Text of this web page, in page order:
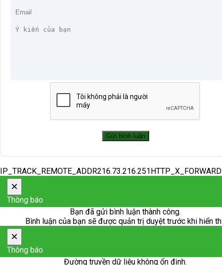
×
Thông báo
Bạn đã gửi bình luận thành công.
Bình luận của bạn sẽ được quản trị duyệt trước khi hiển
×
Thông báo
Đường truyền dữ liệu không ổn định.